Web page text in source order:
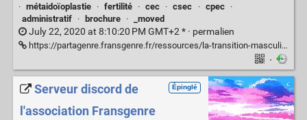
· métaidoïoplastie · fertilité · cec · csec · cpec
·
administratif
· brochure · _moved
July 22, 2020 at 8:10:20 PM GMT+2 * · permalien
https://partagenre.fransgenre.fr/ressources/la-transition-masculinisante
·
Épinglé
Serveur discord de
l'association Fransgenre